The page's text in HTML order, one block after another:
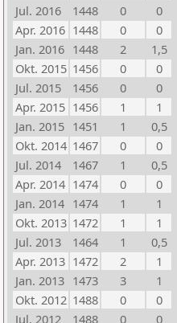
Jul. 2016
1448 0
0
Apr. 2016 1448 0
0
Jan. 2016 1448 2
1,5
Okt. 2015 1456 0
0
Jul. 2015
1456 0
0
Apr. 2015 1456 1
1
Jan. 2015 1451 1
0,5
Okt. 2014 1467 0
0
Jul. 2014
1467 1
0,5
Apr. 2014 1474 0
0
Jan. 2014 1474 1
1
Okt. 2013 1472 1
1
Jul. 2013
1464 1
0,5
Apr. 2013 1472 2
1
Jan. 2013 1473 3
1
Okt. 2012 1488 0
0
Jul. 2012
1488 0
0